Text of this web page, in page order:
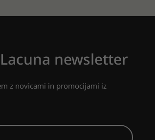
newsletter
z novicami in promocijami iz